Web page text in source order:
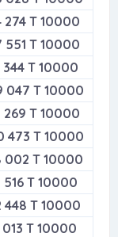
274 T 10000
551 T 10000
344 T 10000
047 T 10000
269 T 10000
473 T 10000
002 T 10000
516 T 10000
448 T 10000
013 T 10000